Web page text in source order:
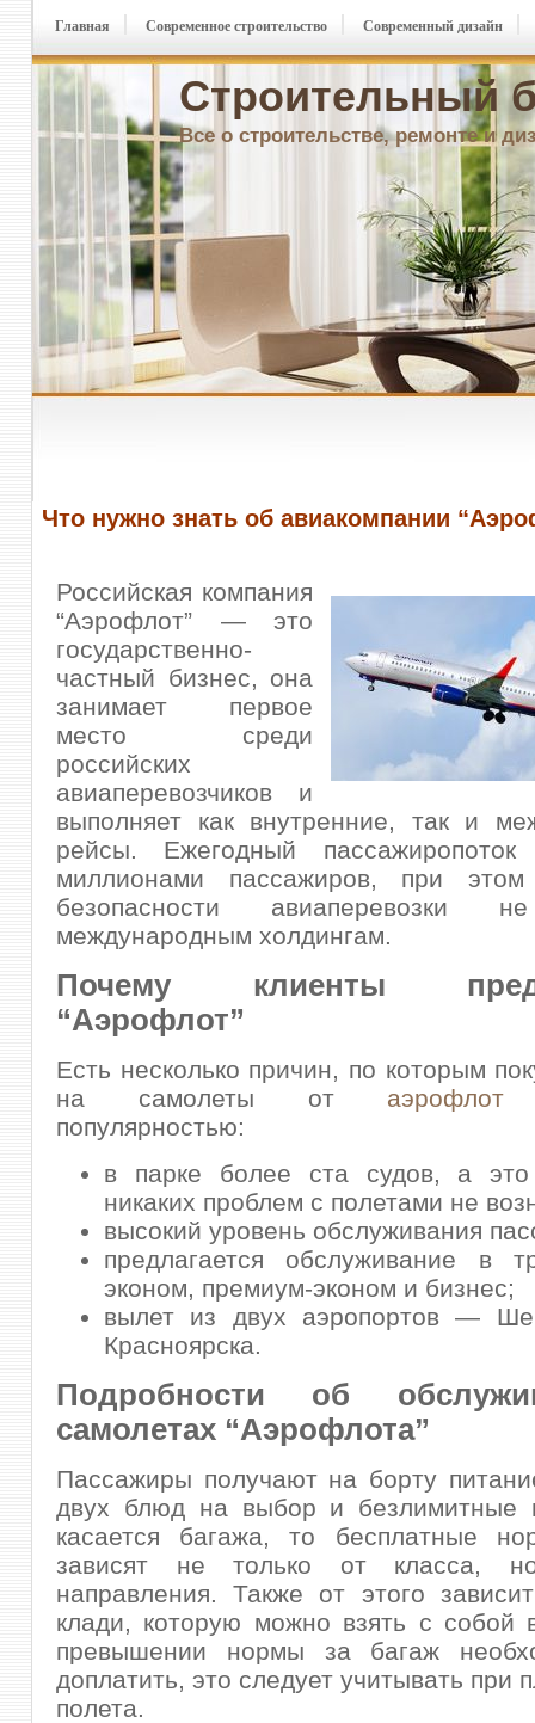
Строительный
Все о строительстве, ремонте и
Главная Современное строительство Современный дизайн
Что нужно знать об авиакомпании
Российская компания
“Аэрофлот” — это
государственно-
частный бизнес, она
занимает первое
место среди
российских
авиаперевозчиков и
выполняет как внутренние, так и
рейсы. Ежегодный пассажиропоток
миллионами пассажиров, при
безопасности авиаперевозки
международным холдингам.
Почему клиенты
“Аэрофлот”
Есть несколько причин, по которым
на самолеты от аэрофлот
популярностью:
в парке более ста судов, а это
никаких проблем с полетами не
высокий уровень обслуживания
предлагается обслуживание в
эконом, премиум-эконом и бизнес;
вылет из двух аэропортов —
Красноярска.
Подробности об
самолетах “Аэрофлота”
Пассажиры получают на борту
двух блюд на выбор и безлимитные
касается багажа, то бесплатные
зависят не только от класса,
направления. Также от этого
клади, которую можно взять с собой
превышении нормы за багаж
доплатить, это следует учитывать при
полета.